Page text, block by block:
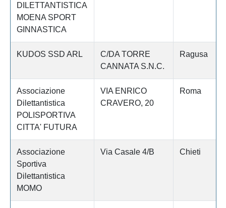
DILETTANTISTICA
MOENA SPORT
GINNASTICA
KUDOS SSD ARL
C/DA TORRE
CANNATA S.N.C.
Ragusa
Associazione
Dilettantistica
POLISPORTIVA
CITTA' FUTURA
VIA ENRICO
CRAVERO, 20
Roma
Associazione
Sportiva
Dilettantistica
MOMO
Via Casale 4/B Chieti